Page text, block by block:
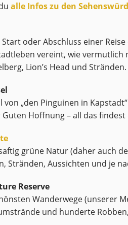
alle Infos zu den
oder Abschluss einer
vereint, wie vermutlich
Lion’s Head und Stränden.
von „den Pinguinen in
Hoffnung – all das
grüne Natur (daher auch
Stränden, Aussichten und je
Reserve
Wanderwege (unserer
und hunderte